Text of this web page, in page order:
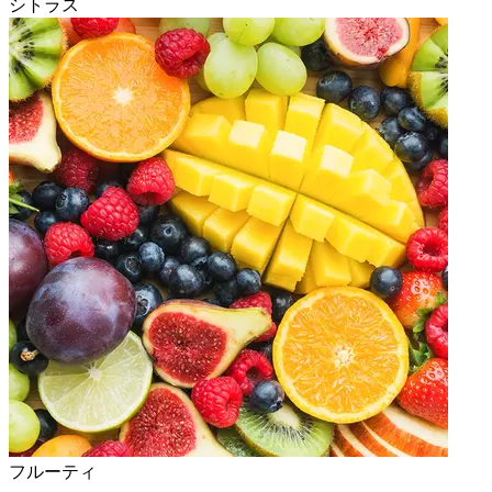
シトラス
フルーティ